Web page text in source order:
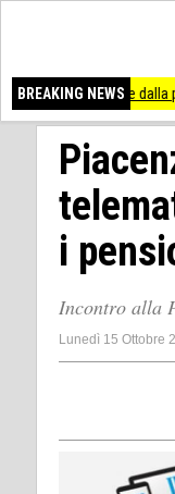
BREAKING NEWS
dalla parte degli ultimi
i
Incontro alla
Lunedì 15 Ottobre